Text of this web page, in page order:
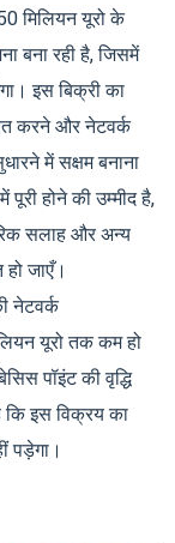
मिलियन यूरो के
बना रही है, जिसमें
इस बिक्री का
करने और नेटवर्क
में सक्षम बनाना
होने की उम्मीद है,
सलाह और अन्य
जाएँ।
नेटवर्क
यूरो तक कम हो
पॉइंट की वृद्धि
कि इस विक्रय का
पड़ेगा।